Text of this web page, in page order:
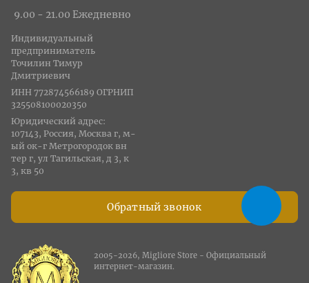
9.00 - 21.00 Ежедневно
Обратный звонок
Индивидуальный
предприниматель
Точилин Тимур
Дмитриевич
ИНН 772874566189 ОГРНИП
325508100020350
Юридический адрес:
107143, Россия, Москва г, м-
ый ок-г Метрогородок вн
тер г, ул Тагильская, д 3, к
3, кв 50
2005-2026, Migliore Store - Официальный
интернет-магазин.